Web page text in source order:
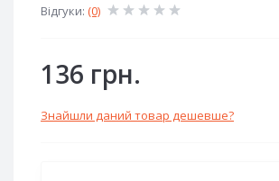
Відгуки: (0)
136 грн.
Знайшли даний товар дешевше?